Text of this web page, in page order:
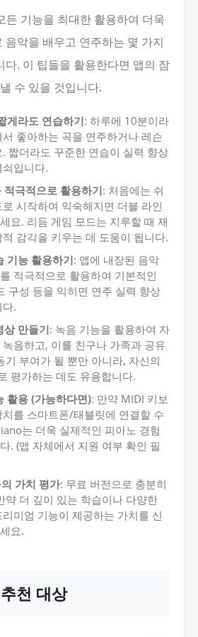
기능을 최대한 활용하여 더욱
음악을 배우고 연주하는 몇 가지
다. 이 팁들을 활용한다면 앱의 잠
수 있을 것입니다.
게라도 연습하기: 하루에 10분이라
좋아하는 곡을 연주하거나 레슨
짧더라도 꾸준한 연습이 실력 향상
입니다.
적극적으로 활용하기: 처음에는 쉬
시작하여 익숙해지면 더블 라인
요. 리듬 게임 모드는 지루할 때 재
감각을 키우는 데 도움이 됩니다.
기능 활용하기: 앱에 내장된 음악
적극적으로 활용하여 기본적인
구성 등을 익히면 연주 실력 향상
.
상 만들기: 녹음 기능을 활용하여 자
음하고, 이를 친구나 가족과 공유
기 부여가 될 뿐만 아니라, 자신의
평가하는 데도 유용합니다.
활용 (가능하다면): 만약 MIDI 키보
를 스마트폰/태블릿에 연결할 수
는 더욱 실제적인 피아노 경험
. (앱 자체에서 지원 여부 확인 필
가치 평가: 무료 버전으로 충분히
약 더 깊이 있는 학습이나 다양한
미엄 기능이 제공하는 가치를 신
요.
천 대상